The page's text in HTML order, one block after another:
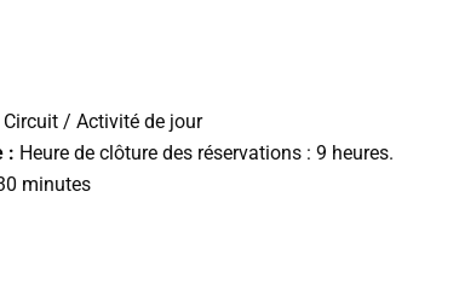
Circuit / Activité de jour
: Heure de clôture des réservations : 9 heures.
minutes